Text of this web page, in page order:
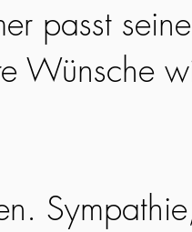
passt
Wünsche